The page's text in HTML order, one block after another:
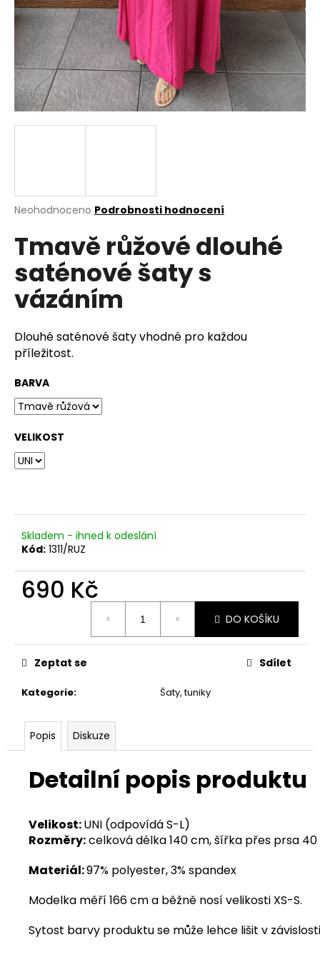
Průměrné
produktu
z
hvězdiček.
Neohodnoceno Podrobnosti hodnocení
Tmavě růžové dlouhé
saténové šaty s
vázáním
Dlouhé saténové šaty vhodné pro každou
příležitost.
BARVA
VELIKOST
Skladem - ihned k odeslání
Kód: 1311/RUZ
690 Kč
DO KOŠÍKU
Kategorie: Šaty, tuniky
Zeptat se Sdílet
Popis Diskuze
Detailní popis produktu
Velikost:UNI (odpovídá S-L)
Rozměry:celková délka 140 cm, šířka přes prsa
Materiál:97% polyester, 3% spandex
Modelka měří 166 cm a běžně nosí velikosti XS-S.
Sytost barvy produktu se může lehce lišit v
a
j
í
t
?
o
p
o
r
u
u
j
m
e